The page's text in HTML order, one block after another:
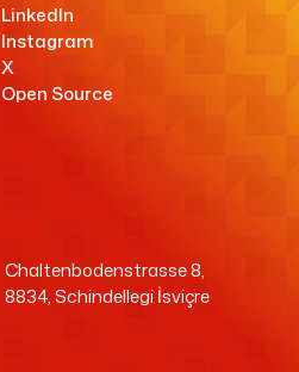
LinkedIn
Instagram
X
Open Source
Chaltenbodenstrasse 8,
8834, Schindellegi İsviçre